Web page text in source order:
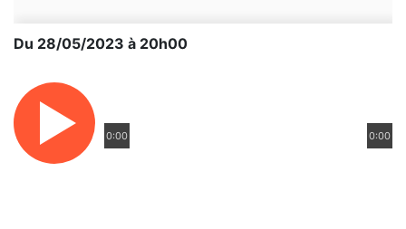
Du 28/05/2023 à 20h00
0:00 0:00